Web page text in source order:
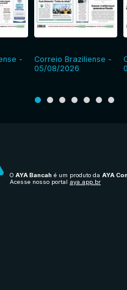
-
Correio Braziliense -
05/08/2026
O AYA Bancah é um produto da AYA
Acesse nosso portal aya.app.br